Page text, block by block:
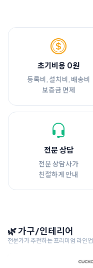
초기비용 0원
등록비, 설치비, 배송비
보증금 면제
전문 상담
전문 상담사가
친절하게 안내
🌿 가구/인테리어
전문가가 추천하는 프리미엄 라인업